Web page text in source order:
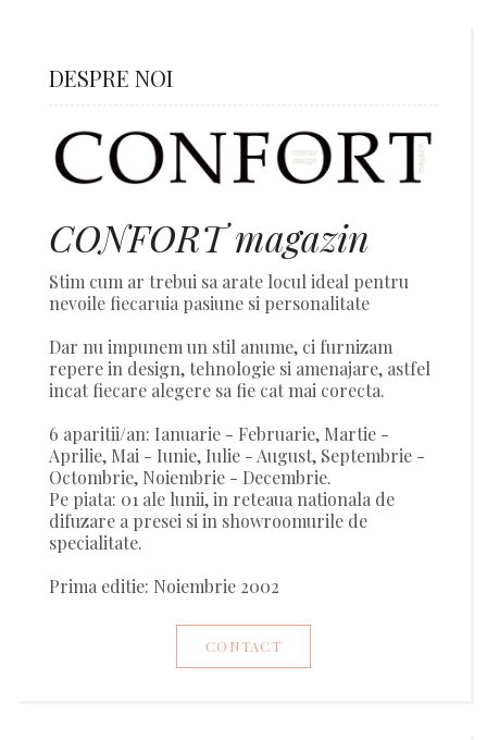
DESPRE NOI
CONFORT magazin
Stim cum ar trebui sa arate locul ideal pentru
nevoile fiecaruia pasiune si personalitate
Dar nu impunem un stil anume, ci furnizam
repere in design, tehnologie si amenajare, astfel
incat fiecare alegere sa fie cat mai corecta.
6 aparitii/an: Ianuarie - Februarie, Martie -
Aprilie, Mai - Iunie, Iulie - August, Septembrie -
Octombrie, Noiembrie - Decembrie.
Pe piata: 01 ale lunii, in reteaua nationala de
difuzare a presei si in showroomurile de
specialitate.
Prima editie: Noiembrie 2002
CONTACT